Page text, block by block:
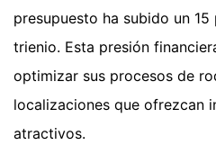
presupuesto ha subido un
trienio. Esta presión
optimizar sus procesos de
localizaciones que ofrezcan
atractivos.